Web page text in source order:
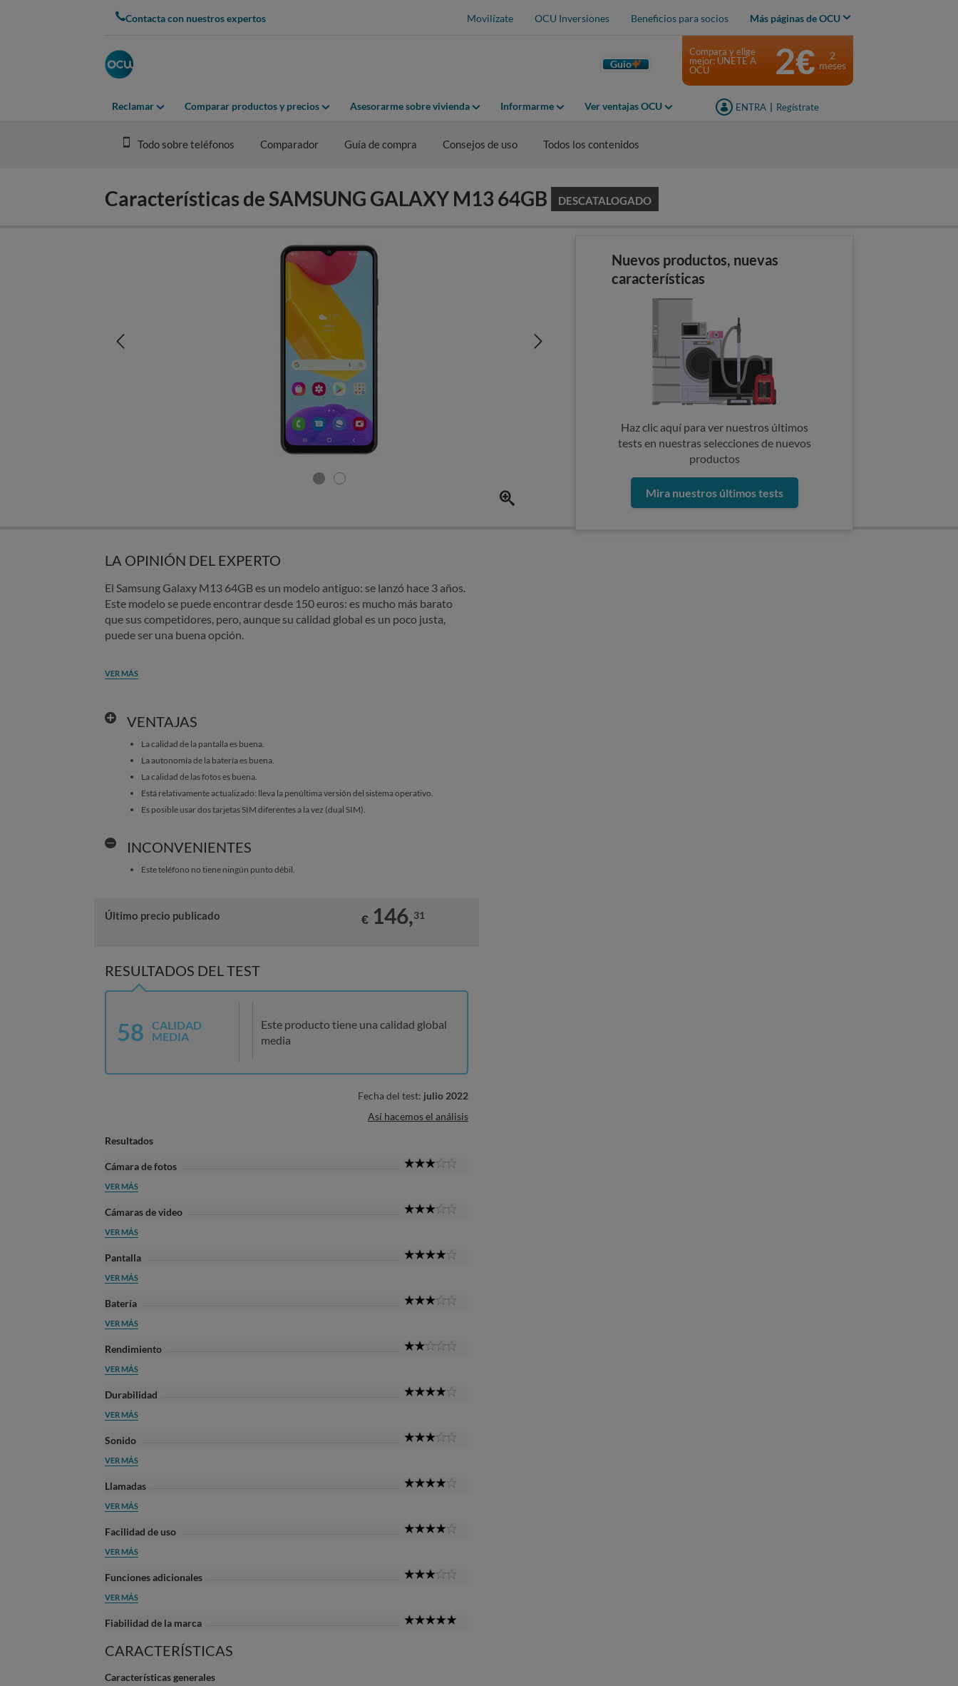
Contacta con nuestros expertos Movilízate OCU Inversiones Beneficios para socios Más páginas de OCU
Guio
Reclamar Comparar productos y precios Asesorarme sobre vivienda Informarme Ver ventajas OCU ENTRA Regístrate
Compara y elige
mejor: ÚNETE A
OCU
2€
2
meses
Todo sobre teléfonos Comparador Guía de compra Consejos de uso Todos los contenidos
Características de SAMSUNG GALAXY M13 64GB DESCATALOGADO
Nuevos productos, nuevas
características
Haz clic aquí para ver nuestros últimos
tests en nuestras selecciones de nuevos
productos
Mira nuestros últimos tests
LA OPINIÓN DEL EXPERTO
El Samsung Galaxy M13 64GB es un modelo antiguo: se lanzó hace 3 años.
Este modelo se puede encontrar desde 150 euros: es mucho más barato
que sus competidores, pero, aunque su calidad global es un poco justa,
puede ser una buena opción.
VER MÁS
VENTAJAS
La calidad de la pantalla es buena.
La autonomía de la batería es buena.
La calidad de las fotos es buena.
Está relativamente actualizado: lleva la penúltima versión del sistema operativo.
Es posible usar dos tarjetas SIM diferentes a la vez (dual SIM).
INCONVENIENTES
Este teléfono no tiene ningún punto débil.
Último precio publicado € 146,31
RESULTADOS DEL TEST
58
CALIDAD
MEDIA
Este producto tiene una calidad global
media
Fecha del test: julio 2022
Así hacemos el análisis
Resultados
Cámara de fotos
VER MÁS
Cámaras de video
VER MÁS
Pantalla
VER MÁS
Batería
VER MÁS
Rendimiento
VER MÁS
Durabilidad
VER MÁS
Sonido
VER MÁS
Llamadas
VER MÁS
Facilidad de uso
VER MÁS
Funciones adicionales
VER MÁS
Fiabilidad de la marca
CARACTERÍSTICAS
Características generales